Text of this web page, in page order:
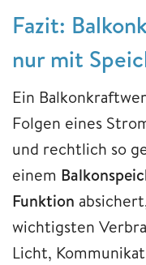
Fazit:
nur mit
Ein
Folgen eines
und rechtlich so
einem
Funktion
wichtigsten
Licht,